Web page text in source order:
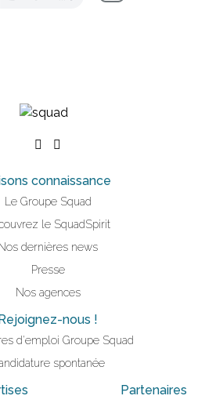
connaissance
Le Groupe Squad
le SquadSpirit
dernières news
Presse
Nos agences
nous !
d'emploi Groupe Squad
spontanée
Partenaires